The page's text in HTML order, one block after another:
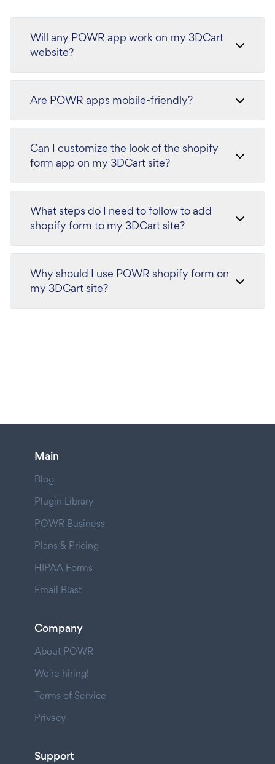
Will any POWR app work on my 3DCart
website?
Are POWR apps mobile-friendly?
Can I customize the look of the shopify
form app on my 3DCart site?
What steps do I need to follow to add
shopify form to my 3DCart site?
Why should I use POWR shopify form on
my 3DCart site?
Main
Blog
Plugin Library
POWR Business
Plans & Pricing
HIPAA Forms
Email Blast
Company
About POWR
We're hiring!
Terms of Service
Privacy
Support